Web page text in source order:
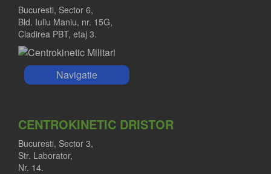
Bucuresti, Sector 6,
Bld. Iuliu Maniu, nr. 15G,
Cladirea PBT, etaj 3.
Navigatie
CENTROKINETIC DRISTOR
Bucuresti, Sector 3,
Str. Laborator,
Nr. 14.